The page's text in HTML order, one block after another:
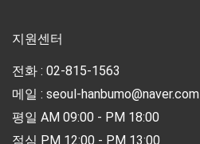
지원센터
전화 : 02-815-1563
메일 : seoul-hanbumo@naver.com
평일 AM 09:00 - PM 18:00
점심 PM 12:00 - PM 13:00